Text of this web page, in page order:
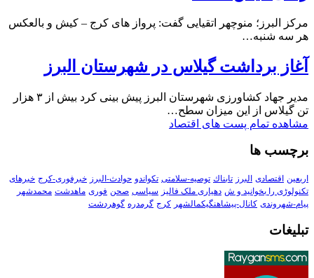
مرکز البرز؛ منوچهر اتقیایی گفت: پرواز های کرج – کیش و بالعکس
هر سه شنبه…
آغاز برداشت گیلاس در شهرستان البرز
مدیر جهاد کشاورزی شهرستان البرز پیش بینی کرد بیش از ۳ هزار
تن گیلاس از این میزان سطح…
مشاهده تمام پست های اقتصاد
برچسب ها
اربعین اقتصادی البرز تابناك توصیه-سلامتی تکواندو حوادث-البرز خبرفوری-کرج خبرهای
تکنولوڑی را بخوانید و ش دهیاری ملک فالیز سیاسی صحن فوری ماهدشت محمدشهر
پیام-شهروندی کانال-پیشاهنگیکمالشهر کرج گرمدره گوهردشت
تبلیغات